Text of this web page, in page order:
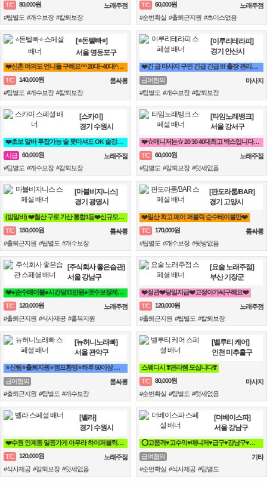
T/C
80,000원
노래주점
#팁별도 #개수보장 #칼퇴보장
T/C
60,000원
노래주점
#순번확실 #출퇴근지원 #초이스없음
[⭐돈텔빠⭐]
서울 영등포구
❤️신촌 여의도 언니들 구해요^^ 20대~40대^^ 착한 언니들 에이스 환영❤️
T/C
140,000원
룸싸롱
#팁별도 #개수보장 #칼퇴보장
[이루리테라피]
경기 안산시
❤️긴 급 마사지 구인 긴급 긴급 !!! 출장 관리사 구인❤️
급여협의
마사지
#팁별도 #개수보장 #칼퇴보장
[스카이]
경기 수원시
❤️초보 알바 투잡가능 술 못마셔도 OK 술강요X 안드셔도 됩니다.❤️
시급
60,000원
노래주점
#팁별도 #개수보장 #칼퇴보장
[타임노래뱅크]
서울 강서구
❤️☆매니저는☆ 20 30 40대최고 박스입니다^^❤️
T/C
60,000원
노래주점
#팁별도 #칼퇴보장 #텃세없음
[마블비지니스]
경기 광명시
(밤알바) ❤️철산 구로 가산 통합1등❤️신규모집❤️ 룸알바
T/C
150,000원
룸싸롱
#출퇴근지원 #팁별도 #개수보장
[판도라룸/BAR]
경기 고양시
❤️일산 최고 페이 퍼블릭 순수테이블만❤️
T/C
170,000원
룸싸롱
#팁별도 #개수보장 #뒷방없음
[주식회사 좋은습관]
서울 강남구
❤️●순수테이블●시간당11만원●갯수보장제●❤️
T/C
120,000원
노래주점
#출퇴근지원 #식사제공 #홀복지원
[요술 노래주점]
부산 기장군
❤️정관❤️당일지급❤️고정아가씨구해요❤️
T/C
120,000원
노래주점
#출퇴근지원 #팁별도 #칼퇴보장
[뉴허니노래빠]
서울 관악구
⭐신림⭐출퇴지원⭐점프환영⭐하루 50이상 급전 가능
급여협의
룸싸롱
#출퇴근지원 #팁별도 #개수보장
[벨루티 케어]
인천 미추홀구
스웨디시 ❣️관리쌤 모십니다❣️
T/C
80,000원
마사지
#순번확실 #팁별도 #텃세없음
[벨라]
경기 수원시
❤️수원 인계동 일등가게 아우라 하이퍼블릭/가라오케 언니가 잘 챙겨줄께!!!❤️
T/C
120,000원
노래주점
#식사제공 #칼퇴보장 #텃세없음
[더베이스파]
서울 강남구
⭕고품격♥고수익♥매니저♥급구♥강남구♥삼성동♥선릉⭕
급여협의
기타
#순번확실 #식사제공 #팁별도